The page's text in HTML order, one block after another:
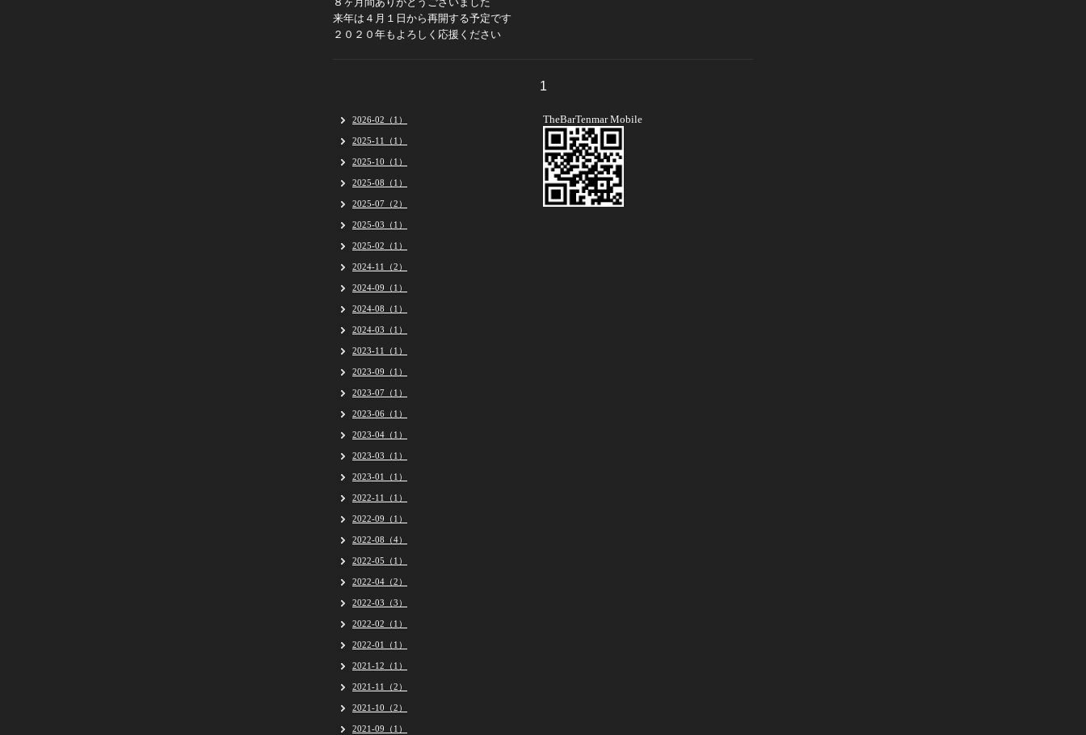
来年は４月１日から再開する予定です
２０２０年もよろしく応援ください
1
2026-02（1）
2025-11（1）
2025-10（1）
2025-08（1）
2025-07（2）
2025-03（1）
2025-02（1）
2024-11（2）
2024-09（1）
2024-08（1）
2024-03（1）
2023-11（1）
2023-09（1）
2023-07（1）
2023-06（1）
2023-04（1）
2023-03（1）
2023-01（1）
2022-11（1）
2022-09（1）
2022-08（4）
2022-05（1）
2022-04（2）
2022-03（3）
2022-02（1）
2022-01（1）
2021-12（1）
2021-11（2）
2021-10（2）
2021-09（1）
TheBarTenmar Mobile